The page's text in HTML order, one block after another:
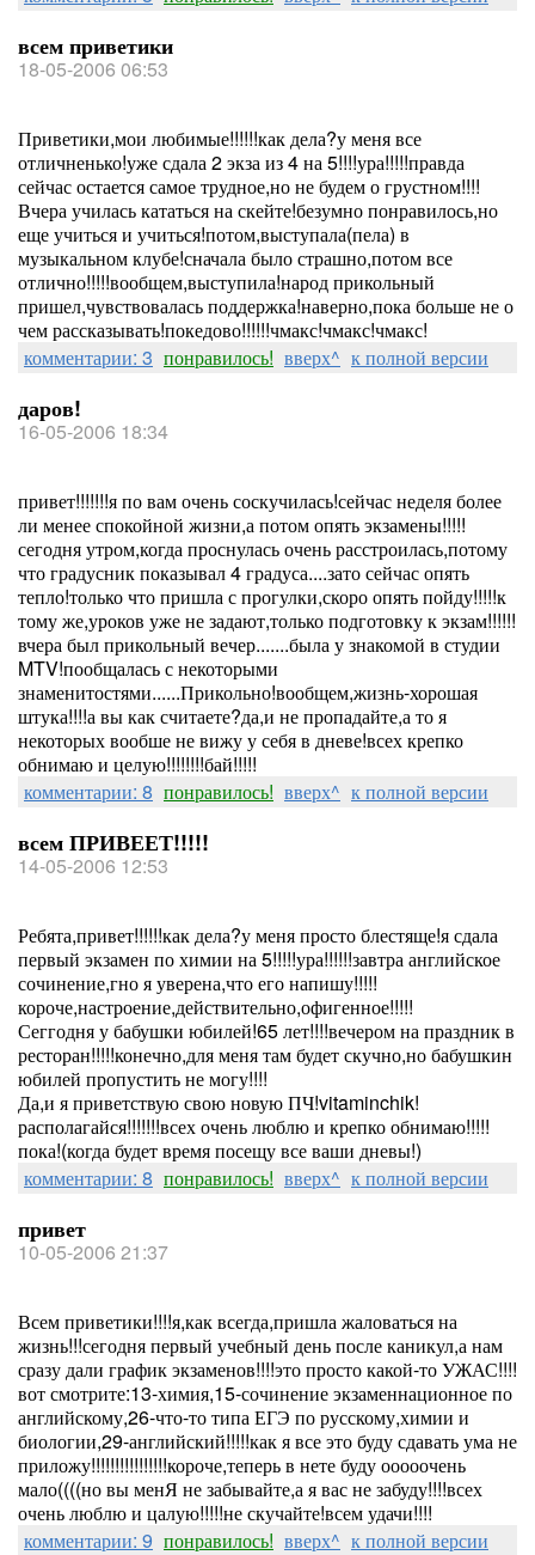
всем приветики
18-05-2006 06:53
Приветики,мои любимые!!!!!!как дела?у меня все
отличненько!уже сдала 2 экза из 4 на 5!!!!ура!!!!!правда
сейчас остается самое трудное,но не будем о грустном!!!!
Вчера училась кататься на скейте!безумно понравилось,но
еще учиться и учиться!потом,выступала(пела) в
музыкальном клубе!сначала было страшно,потом все
отлично!!!!!вообщем,выступила!народ прикольный
пришел,чувствовалась поддержка!наверно,пока больше не о
чем рассказывать!покедово!!!!!!чмакс!чмакс!чмакс!
комментарии: 3 понравилось! вверх^ к полной версии
даров!
16-05-2006 18:34
привет!!!!!!!я по вам очень соскучилась!сейчас неделя более
ли менее спокойной жизни,а потом опять экзамены!!!!!
сегодня утром,когда проснулась очень расстроилась,потому
что градусник показывал 4 градуса....зато сейчас опять
тепло!только что пришла с прогулки,скоро опять пойду!!!!!к
тому же,уроков уже не задают,только подготовку к экзам!!!!!!
вчера был прикольный вечер.......была у знакомой в студии
MTV!пообщалась с некоторыми
знаменитостями......Прикольно!вообщем,жизнь-хорошая
штука!!!!а вы как считаете?да,и не пропадайте,а то я
некоторых вообше не вижу у себя в дневе!всех крепко
обнимаю и целую!!!!!!!!бай!!!!!
комментарии: 8 понравилось! вверх^ к полной версии
всем ПРИВЕЕТ!!!!!
14-05-2006 12:53
Ребята,привет!!!!!!как дела?у меня просто блестяще!я сдала
первый экзамен по химии на 5!!!!!ура!!!!!!завтра английское
сочинение,гно я уверена,что его напишу!!!!!
короче,настроение,действительно,офигенное!!!!!
Сеггодня у бабушки юбилей!65 лет!!!!вечером на праздник в
ресторан!!!!!конечно,для меня там будет скучно,но бабушкин
юбилей пропустить не могу!!!!
Да,и я приветствую свою новую ПЧ!vitaminchik!
располагайся!!!!!!!всех очень люблю и крепко обнимаю!!!!!
пока!(когда будет время посещу все ваши дневы!)
комментарии: 8 понравилось! вверх^ к полной версии
привет
10-05-2006 21:37
Всем приветики!!!!я,как всегда,пришла жаловаться на
жизнь!!!сегодня первый учебный день после каникул,а нам
сразу дали график экзаменов!!!!это просто какой-то УЖАС!!!!
вот смотрите:13-химия,15-сочинение экзаменнационное по
английскому,26-что-то типа ЕГЭ по русскому,химии и
биологии,29-английский!!!!!как я все это буду сдавать ума не
приложу!!!!!!!!!!!!!!!!короче,теперь в нете буду ооооочень
мало((((но вы менЯ не забывайте,а я вас не забуду!!!!всех
очень люблю и цалую!!!!!не скучайте!всем удачи!!!!
комментарии: 9 понравилось! вверх^ к полной версии